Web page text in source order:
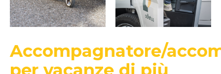
Accompagnatore/